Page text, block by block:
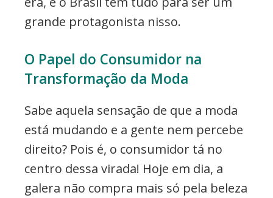
grande protagonista nisso.
O Papel do Consumidor na
Transformação da Moda
Sabe aquela sensação de que a moda
está mudando e a gente nem percebe
direito? Pois é, o consumidor tá no
centro dessa virada! Hoje em dia, a
galera não compra mais só pela beleza